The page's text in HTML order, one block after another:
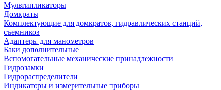
Мультипликаторы
Домкраты
Комплектующие для домкратов, гидравлических станций,
съемников
Адаптеры для манометров
Баки дополнительные
Вспомогательные механические принадлежности
Гидрозамки
Гидрораспределители
Индикаторы и измерительные приборы